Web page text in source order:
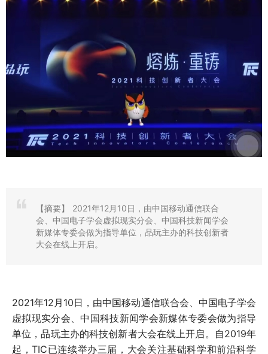
【摘要】
​2021年12月10日，由中国移动通信联合
会、中国电子学会虚拟现实分会、中国科技新闻学会
新媒体专委会做为指导单位，品玩主办的科技创新者
大会在线上开启。
2021年12月10日，由中国移动通信联合会、中国电子学会
虚拟现实分会、中国科技新闻学会新媒体专委会做为指导
单位，品玩主办的科技创新者大会在线上开启。自2019年
起，TIC已连续举办三届，大会关注基础科学和前沿科学